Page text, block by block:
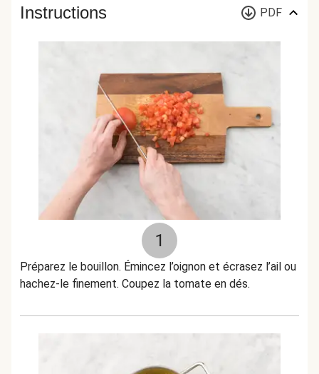
Instructions PDF
1
Préparez le bouillon. Émincez l’oignon et écrasez l’ail ou
hachez-le finement. Coupez la tomate en dés.